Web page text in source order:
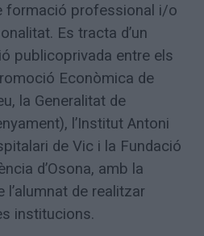
formació professional i/o
Es tracta d’un
publicoprivada entre els
Econòmica de
la Generalitat de
l’Institut Antoni
de Vic i la Fundació
d’Osona, amb la
de realitzar
institucions.